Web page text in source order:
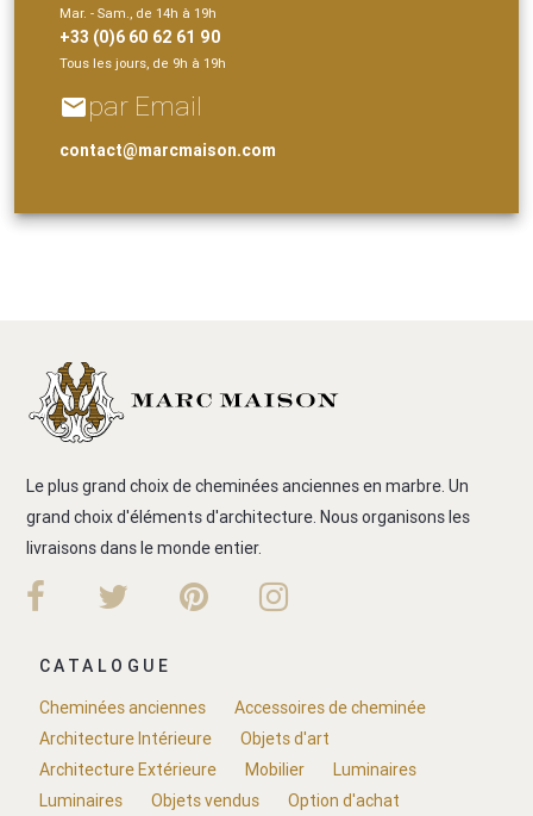
Mar. - Sam., de 14h à 19h
+33 (0)6 60 62 61 90
Tous les jours, de 9h à 19h
emailpar Email
contact@marcmaison.com
Le plus grand choix de cheminées anciennes en marbre. Un
grand choix d'éléments d'architecture. Nous organisons les
livraisons dans le monde entier.
CATALOGUE
Cheminées anciennes
Accessoires de cheminée
Architecture Intérieure
Objets d'art
Architecture Extérieure
Mobilier
Luminaires
Luminaires
Objets vendus Option d'achat